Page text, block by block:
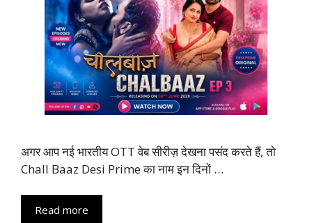
अगर आप नई भारतीय OTT वेब सीरीज़ देखना पसंद करते हैं, तो
Chall Baaz Desi Prime का नाम इन दिनों …
Read more